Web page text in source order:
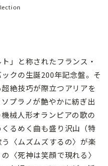
」と称されたフランス・
クの生誕200年記念盤。そ
絶技巧が際立つアリアを
プラノが艶やかに紡ぎ出
械人形オランピアの歌の
るめく曲も盛り沢山（特
〈ムズムズするの〉が楽
〈死神は笑顔で現れる〉